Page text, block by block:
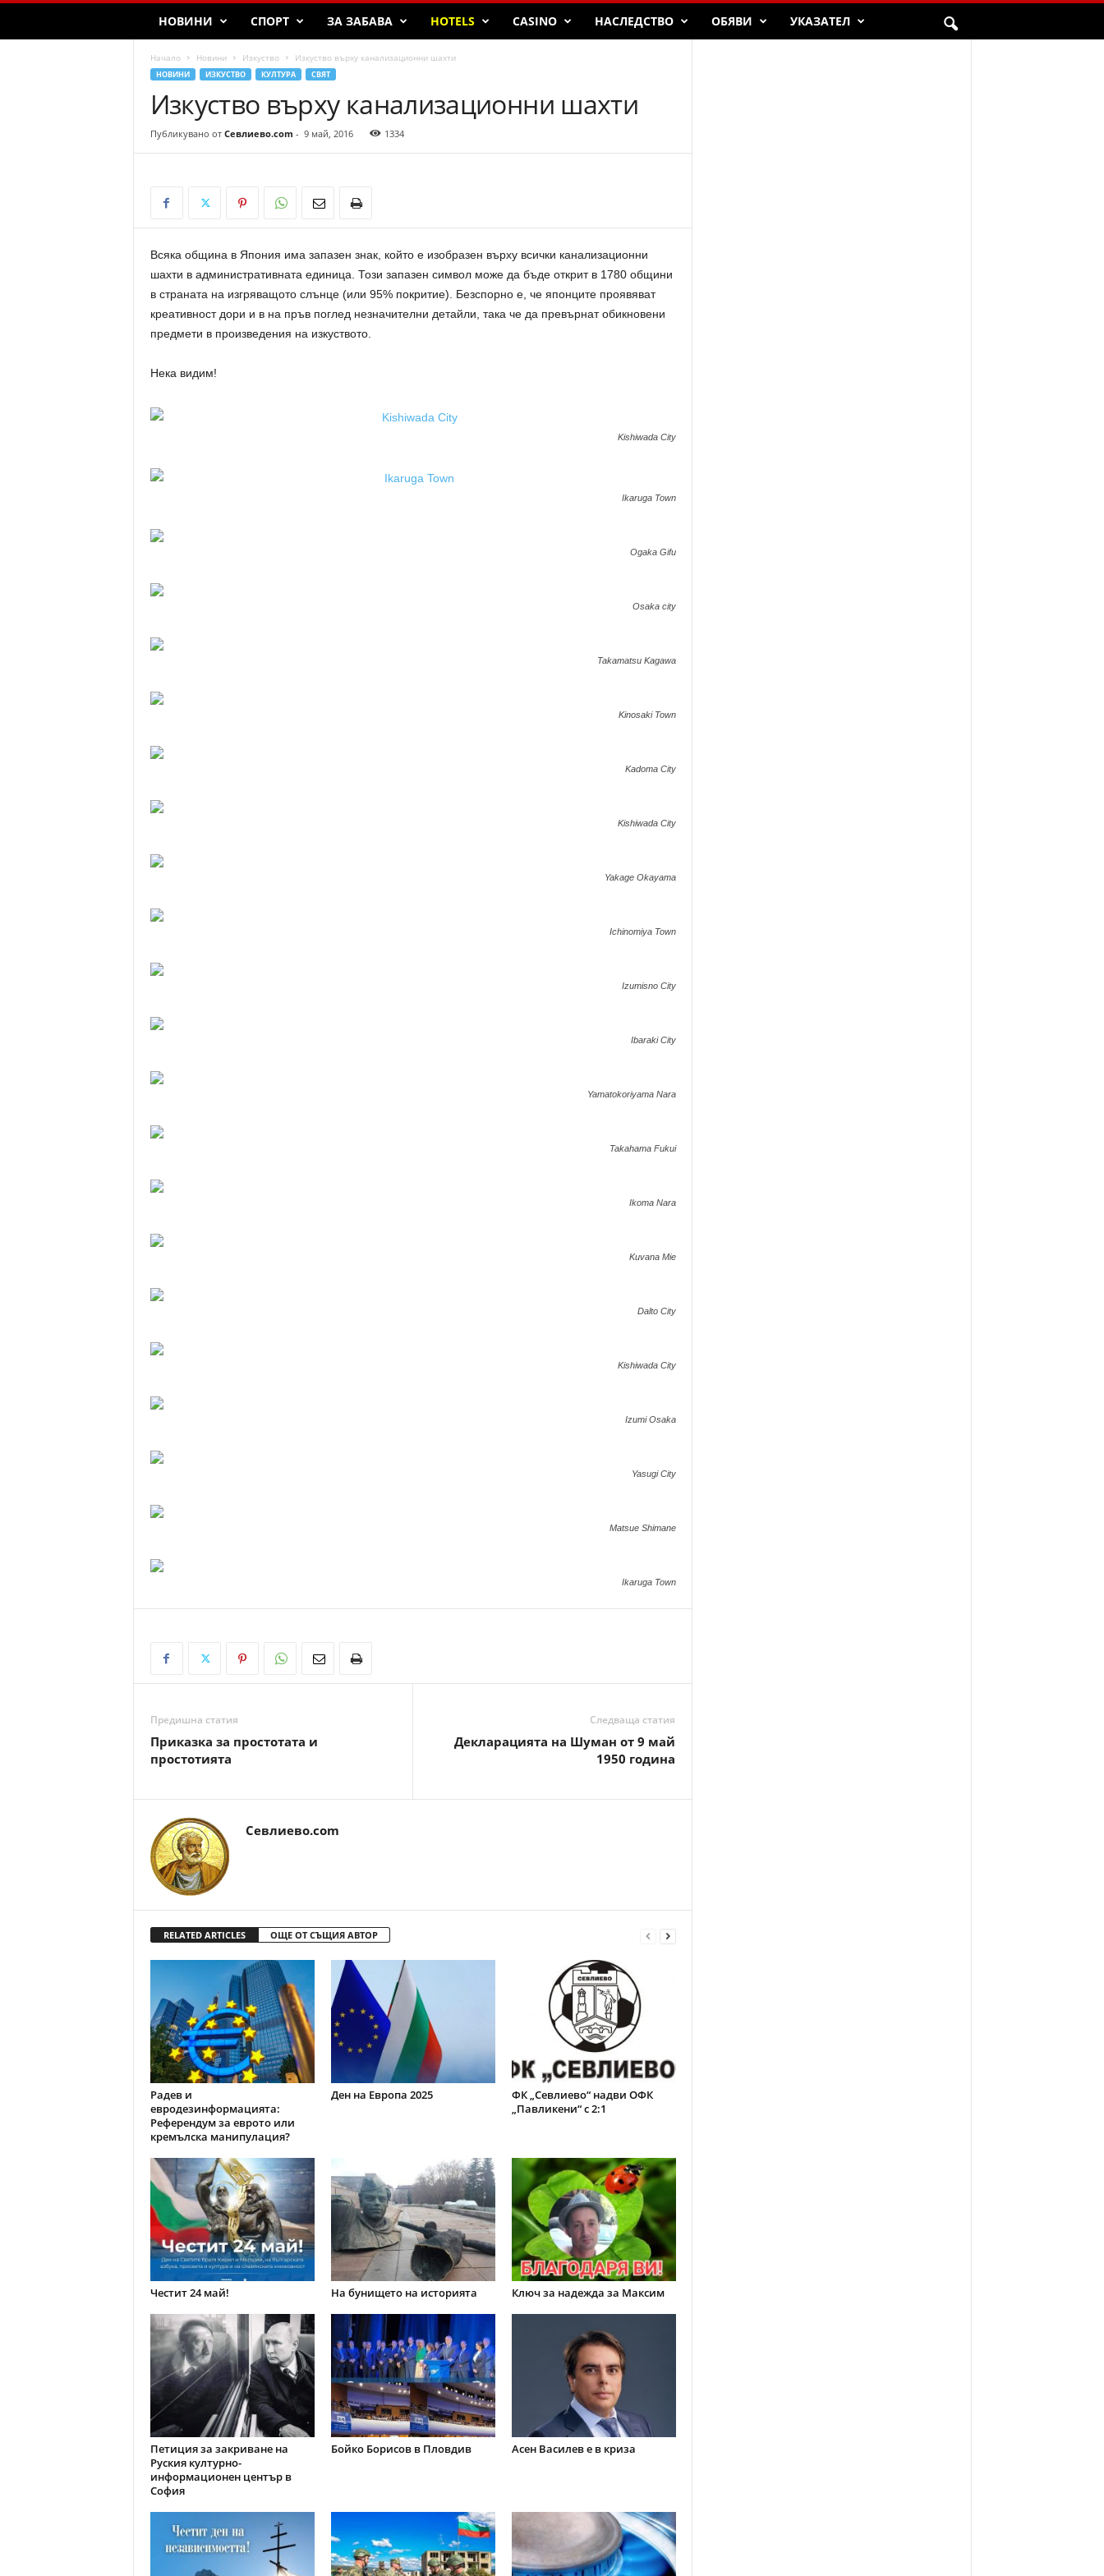
НОВИНИ СПОРТ ЗА ЗАБАВА HOTELS CASINO НАСЛЕДСТВО ОБЯВИ УКАЗАТЕЛ
Начало Новини Изкуство Изкуство върху канализационни шахти
НОВИНИ ИЗКУСТВО КУЛТУРА СВЯТ
Изкуство върху канализационни шахти
Публикувано от Севлиево.com - 9 май, 2016 1334
Всяка община в Япония има запазен знак, който е изобразен върху всички канализационни
шахти в административната единица. Този запазен символ може да бъде открит в 1780 общини
в страната на изгряващото слънце (или 95% покритие). Безспорно е, че японците проявяват
креативност дори и в на пръв поглед незначителни детайли, така че да превърнат обикновени
предмети в произведения на изкуството.
Нека видим!
Kishiwada City
Ikaruga Town
Ogaka Gifu
Osaka city
Takamatsu Kagawa
Kinosaki Town
Kadoma City
Kishiwada City
Yakage Okayama
Ichinomiya Town
Izumisno City
Ibaraki City
Yamatokoriyama Nara
Takahama Fukui
Ikoma Nara
Kuvana Mie
Dalto City
Kishiwada City
Izumi Osaka
Yasugi City
Matsue Shimane
Ikaruga Town
Предишна статия
Приказка за простотата и
простотията
Следваща статия
Декларацията на Шуман от 9 май
1950 година
Севлиево.com
RELATED ARTICLES ОЩЕ ОТ СЪЩИЯ АВТОР
Радев и
евродезинформацията:
Референдум за еврото или
кремълска манипулация?
Ден на Европа 2025
ФК „Севлиево“ надви ОФК
„Павликени“ с 2:1
Честит 24 май! На бунището на историята Ключ за надежда за Максим
Петиция за закриване на
Руския културно-
информационен център в
София
Бойко Борисов в Пловдив Асен Василев е в криза